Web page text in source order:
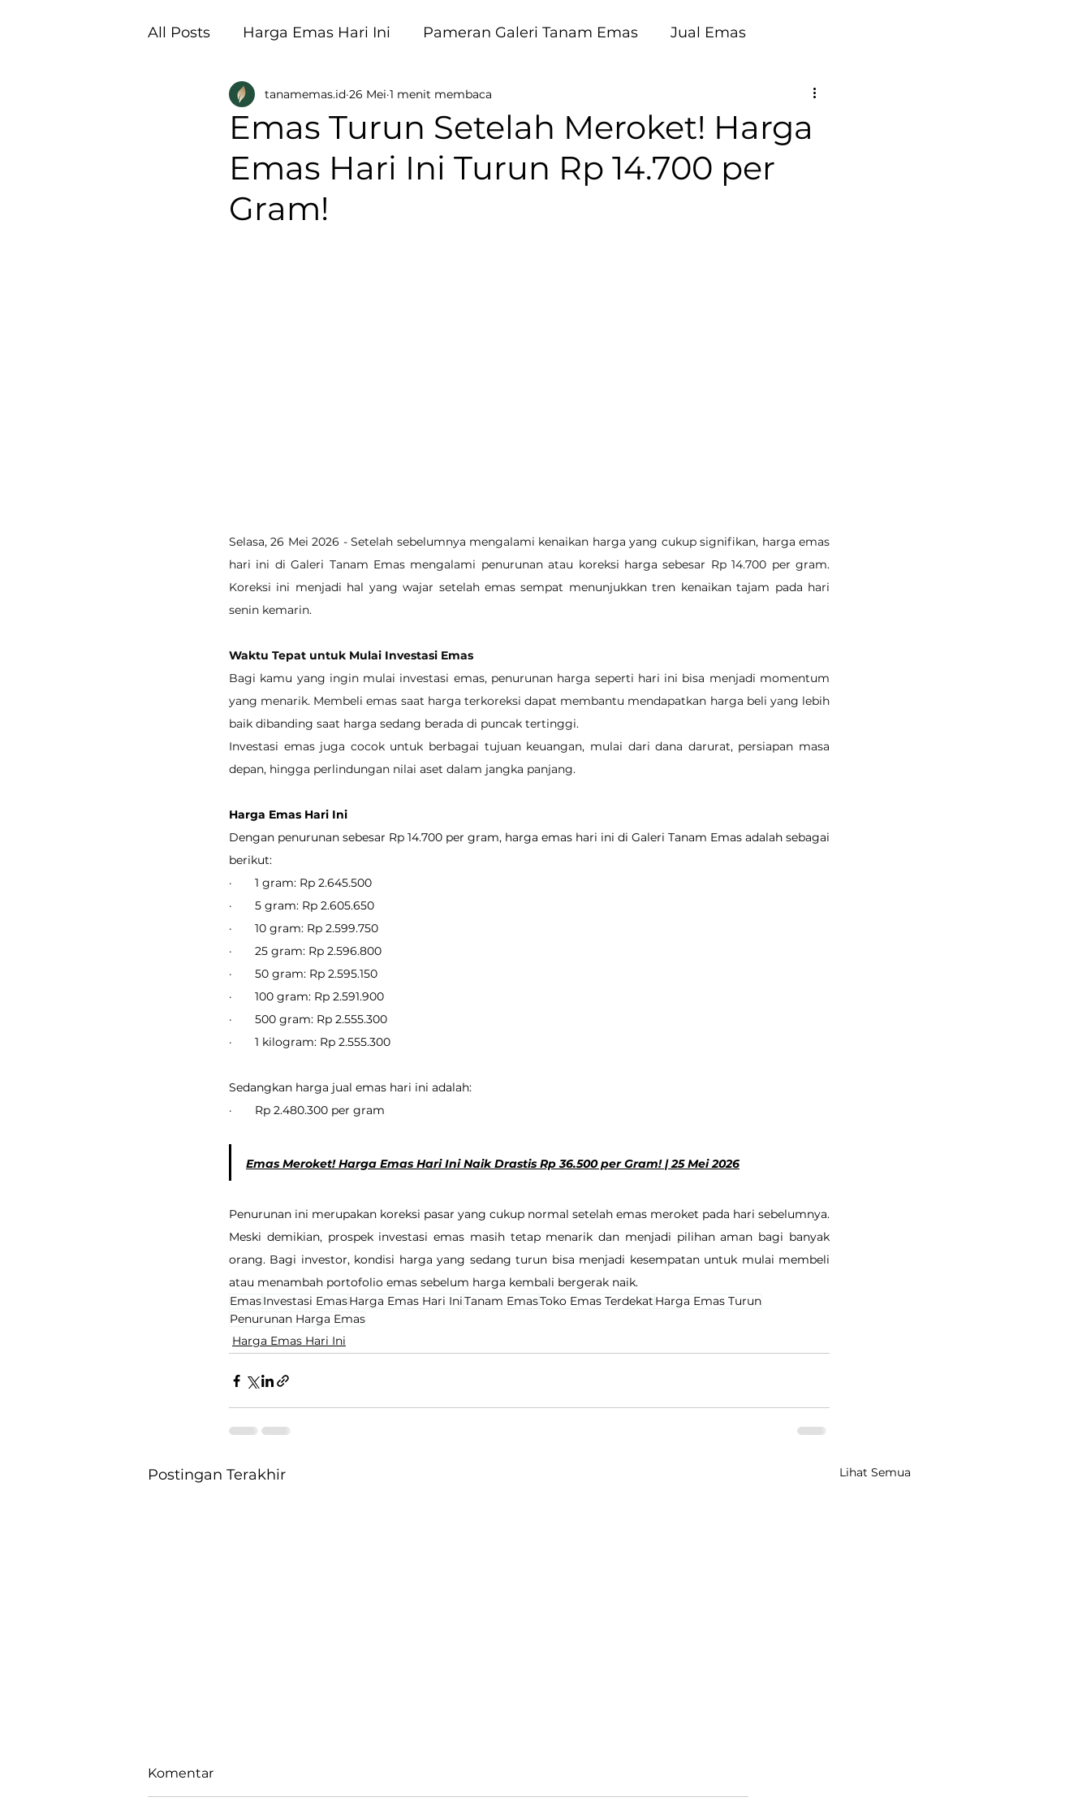
All Posts Harga Emas Hari Ini Pameran Galeri Tanam Emas Jual Emas
Pembukaan Galeri Tanam Emas
Emas Turun Setelah Meroket! Harga
Emas Hari Ini Turun Rp 14.700 per
Gram!
tanamemas.id 26 Mei 1 menit membaca
Selasa, 26 Mei 2026 - Setelah sebelumnya mengalami kenaikan harga yang cukup signifikan, harga emas
hari ini di Galeri Tanam Emas mengalami penurunan atau koreksi harga sebesar Rp 14.700 per gram.
Koreksi ini menjadi hal yang wajar setelah emas sempat menunjukkan tren kenaikan tajam pada hari
senin kemarin.
Waktu Tepat untuk Mulai Investasi Emas
Bagi kamu yang ingin mulai investasi emas, penurunan harga seperti hari ini bisa menjadi momentum
yang menarik. Membeli emas saat harga terkoreksi dapat membantu mendapatkan harga beli yang lebih
baik dibanding saat harga sedang berada di puncak tertinggi.
Investasi emas juga cocok untuk berbagai tujuan keuangan, mulai dari dana darurat, persiapan masa
depan, hingga perlindungan nilai aset dalam jangka panjang.
Harga Emas Hari Ini
Dengan penurunan sebesar Rp 14.700 per gram, harga emas hari ini di Galeri Tanam Emas adalah sebagai
berikut:
·       1 gram: Rp 2.645.500
·       5 gram: Rp 2.605.650
·       10 gram: Rp 2.599.750
·       25 gram: Rp 2.596.800
·       50 gram: Rp 2.595.150
·       100 gram: Rp 2.591.900
·       500 gram: Rp 2.555.300
·       1 kilogram: Rp 2.555.300
Sedangkan harga jual emas hari ini adalah:
·       Rp 2.480.300 per gram
Emas Meroket! Harga Emas Hari Ini Naik Drastis Rp 36.500 per Gram! | 25 Mei 2026
Penurunan ini merupakan koreksi pasar yang cukup normal setelah emas meroket pada hari sebelumnya.
Meski demikian, prospek investasi emas masih tetap menarik dan menjadi pilihan aman bagi banyak
orang. Bagi investor, kondisi harga yang sedang turun bisa menjadi kesempatan untuk mulai membeli
atau menambah portofolio emas sebelum harga kembali bergerak naik.
EmasInvestasi EmasHarga Emas Hari IniTanam EmasToko Emas Terdekat Harga Emas Turun
Penurunan Harga Emas
Harga Emas Hari Ini
Postingan Terakhir Lihat Semua
Komentar